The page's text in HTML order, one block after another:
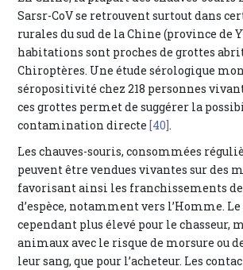
Sarsr-CoV se retrouvent surtout dans
rurales du sud de la Chine (province de
habitations sont proches de grottes
Chiroptères. Une étude sérologique
séropositivité chez 218 personnes
ces grottes permet de suggérer la
contamination directe[40].
Les chauves-souris, consommées
peuvent être vendues vivantes sur des
favorisant ainsi les franchissements
d’espèce, notamment vers l’Homme.
cependant plus élevé pour le chasseur,
animaux avec le risque de morsure ou
leur sang, que pour l’acheteur. Les